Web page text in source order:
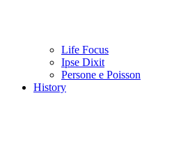
Life Focus
Ipse Dixit
Persone e Poisson
History